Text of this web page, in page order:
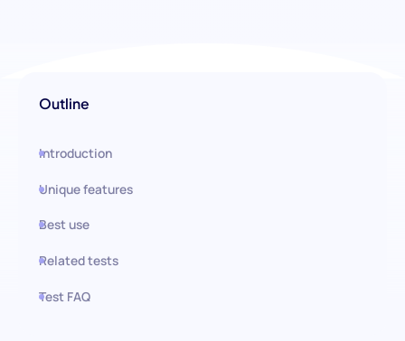
Outline
Introduction
Unique features
Best use
Related tests
Test FAQ